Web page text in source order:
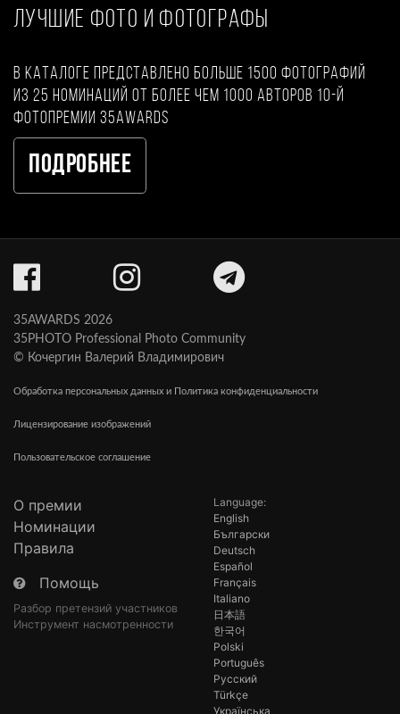
ЛУЧШИЕ ФОТО И ФОТОГРАФЫ
В каталоге представлено больше 1500 фотографий
из 25 номинаций от более чем 1000 авторов 10-й
фотопремии 35AWARDS
Подробнее
35AWARDS 2026
35PHOTO Professional Photo Community
© Кочергин Валерий Владимирович
Обработка персональных данных и Политика конфиденциальности
Лицензирование изображений
Пользовательское соглашение
О премии
Номинации
Правила
Помощь
Разбор претензий участников
Инструмент насмотренности
Language:
English
Български
Deutsch
Español
Français
Italiano
日本語
한국어
Polski
Português
Русский
Türkçe
Українська